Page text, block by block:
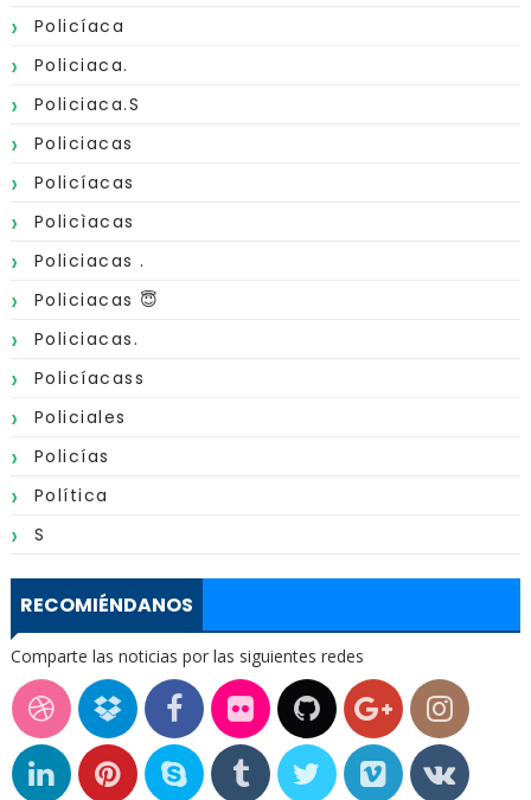
Policíaca
Policiaca.
Policiaca.s
Policiacas
Policíacas
Policìacas
Policiacas .
Policiacas 😇
Policiacas.
Policíacass
Policiales
Policías
Política
S
RECOMIÉNDANOS
Comparte las noticias por las siguientes redes